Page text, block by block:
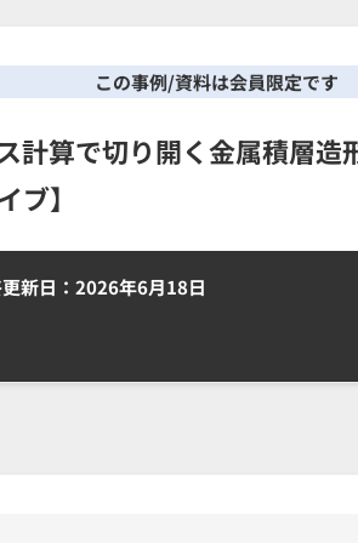
この事例/資料は会員限定です
算で切り開く金属積層造
ブ】
新日：2026年6月18日